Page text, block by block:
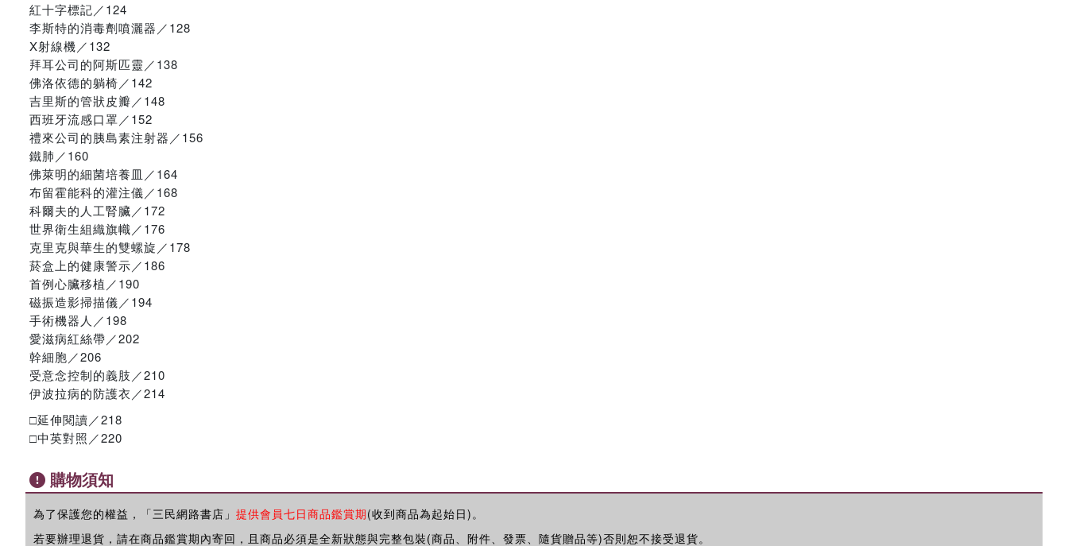
紅十字標記／124
李斯特的消毒劑噴灑器／128
X射線機／132
拜耳公司的阿斯匹靈／138
佛洛依德的躺椅／142
吉里斯的管狀皮瓣／148
西班牙流感口罩／152
禮來公司的胰島素注射器／156
鐵肺／160
佛萊明的細菌培養皿／164
布留霍能科的灌注儀／168
科爾夫的人工腎臟／172
世界衛生組織旗幟／176
克里克與華生的雙螺旋／178
菸盒上的健康警示／186
首例心臟移植／190
磁振造影掃描儀／194
手術機器人／198
愛滋病紅絲帶／202
幹細胞／206
受意念控制的義肢／210
伊波拉病的防護衣／214
□延伸閱讀／218
□中英對照／220
購物須知
為了保護您的權益，「三民網路書店」 提供會員七日商品鑑賞期(收到商品為起始日)。
若要辦理退貨，請在商品鑑賞期內寄回，且商品必須是全新狀態與完整包裝(商品、附件、發票、隨貨贈品等)否則恕不接受退貨。